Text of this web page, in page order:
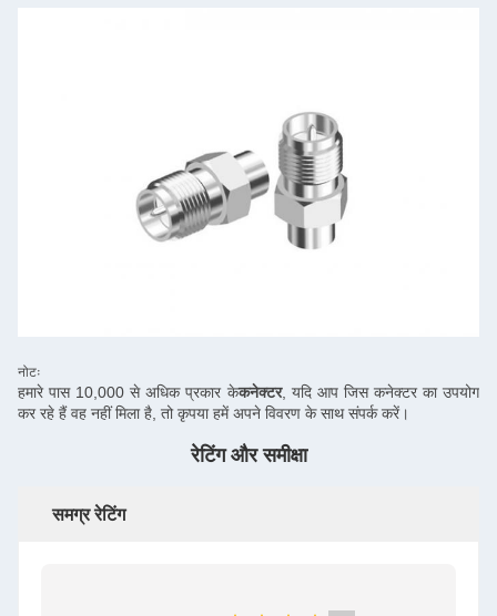
नोटः
हमारे पास 10,000 से अधिक प्रकार केकनेक्टर, यदि आप जिस कनेक्टर का उपयोग
कर रहे हैं वह नहीं मिला है, तो कृपया हमें अपने विवरण के साथ संपर्क करें।
रेटिंग और समीक्षा
समग्र रेटिंग